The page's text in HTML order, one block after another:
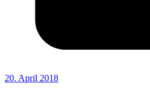
20. April 2018